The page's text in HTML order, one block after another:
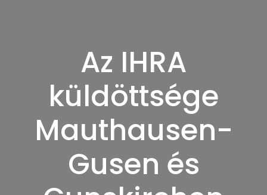
Az IHRA
küldöttsége
Mauthausen-
Gusen és